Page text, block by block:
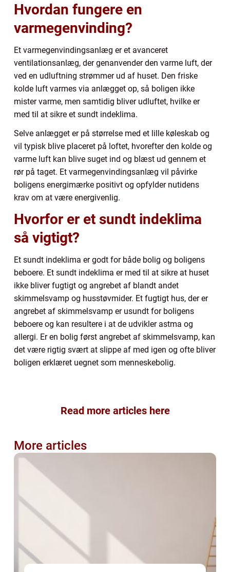
Hvordan fungere en
varmegenvinding?
Et varmegenvindingsanlæg er et avanceret
ventilationsanlæg, der genanvender den varme luft, der
ved en udluftning strømmer ud af huset. Den friske
kolde luft varmes via anlægget op, så boligen ikke
mister varme, men samtidig bliver udluftet, hvilke er
med til at sikre et sundt indeklima.
Selve anlægget er på størrelse med et lille køleskab og
vil typisk blive placeret på loftet, hvorefter den kolde og
varme luft kan blive suget ind og blæst ud gennem et
rør på taget. Et varmegenvindingsanlæg vil påvirke
boligens energimærke positivt og opfylder nutidens
krav om at være energivenlig.
Hvorfor er et sundt indeklima
så vigtigt?
Et sundt indeklima er godt for både bolig og boligens
beboere. Et sundt indeklima er med til at sikre at huset
ikke bliver fugtigt og angrebet af blandt andet
skimmelsvamp og husstøvmider. Et fugtigt hus, der er
angrebet af skimmelsvamp er usundt for boligens
beboere og kan resultere i at de udvikler astma og
allergi. Er en bolig først angrebet af skimmelsvamp, kan
det være rigtig svært at slippe af med igen og ofte bliver
boligen erklæret uegnet som menneskebolig.
Read more articles here
More articles